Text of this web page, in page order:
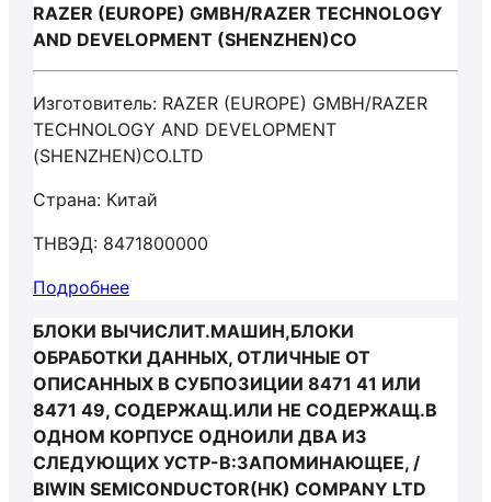
RAZER (EUROPE) GMBH/RAZER TECHNOLOGY
AND DEVELOPMENT (SHENZHEN)CO
Изготовитель: RAZER (EUROPE) GMBH/RAZER
TECHNOLOGY AND DEVELOPMENT
(SHENZHEN)CO.LTD
Страна: Китай
ТНВЭД: 8471800000
Подробнее
БЛОКИ ВЫЧИСЛИТ.МАШИН,БЛОКИ
ОБРАБОТКИ ДАННЫХ, ОТЛИЧНЫЕ ОТ
ОПИСАННЫХ В СУБПОЗИЦИИ 8471 41 ИЛИ
8471 49, СОДЕРЖАЩ.ИЛИ НЕ СОДЕРЖАЩ.В
ОДНОМ КОРПУСЕ ОДНОИЛИ ДВА ИЗ
СЛЕДУЮЩИХ УСТР-В:ЗАПОМИНАЮЩЕЕ, /
BIWIN SEMICONDUCTOR(HK) COMPANY LTD